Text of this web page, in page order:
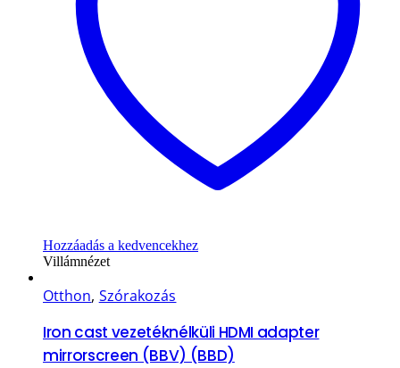
Hozzáadás a kedvencekhez
Villámnézet
Otthon, Szórakozás
Iron cast vezetéknélküli HDMI adapter
mirrorscreen (BBV) (BBD)